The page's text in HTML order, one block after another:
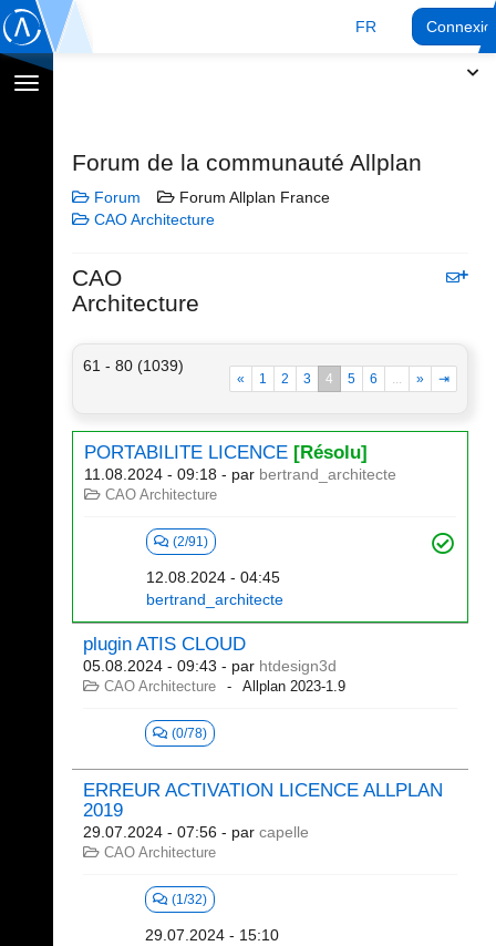
FR
Afficher
Forum de la communauté Allplan
Forum
Forum Allplan France
CAO Architecture
CAO
Architecture
61 - 80 (1039)
« 1 2 3 4 5 6 ... » ⇥
PORTABILITE LICENCE [Résolu]
11.08.2024 - 09:18 - par bertrand_architecte
CAO Architecture
(2/91)
12.08.2024 - 04:45
bertrand_architecte
plugin ATIS CLOUD
05.08.2024 - 09:43 - par htdesign3d
CAO Architecture Allplan 2023-1.9
(0/78)
ERREUR ACTIVATION LICENCE ALLPLAN
2019
29.07.2024 - 07:56 - par capelle
CAO Architecture
(1/32)
29.07.2024 - 15:10